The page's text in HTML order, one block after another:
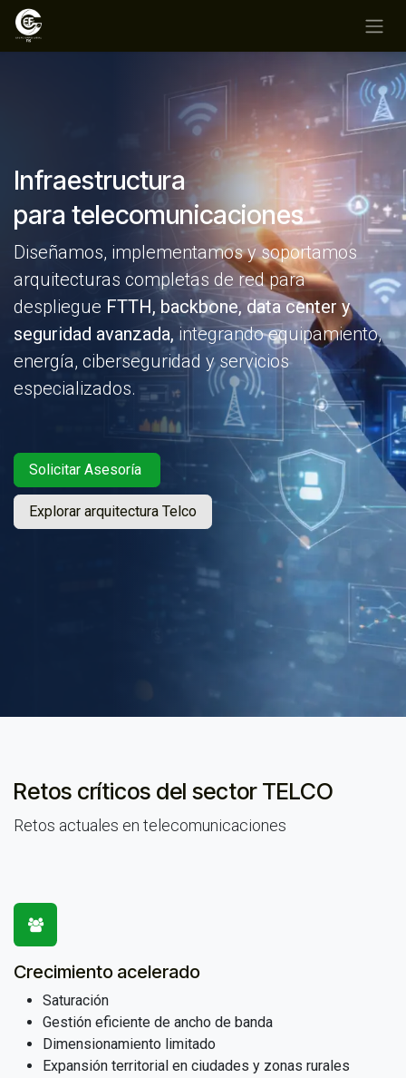
Ir al contenido
Infraestructura
para telecomunicaciones
Diseñamos, implementamos y soportamos
arquitecturas completas de red para
despliegue FTTH, backbone, data center y
seguridad avanzada, integrando equipamiento,
energía, ciberseguridad y servicios
especializados.
Solicitar Asesoría
Explorar arquitectura Telco
Retos críticos del sector TELCO
Retos actuales en telecomunicaciones
Crecimiento acelerado
Saturación
Gestión eficiente de ancho de banda
Dimensionamiento limitado
Expansión territorial en ciudades y zonas rurales